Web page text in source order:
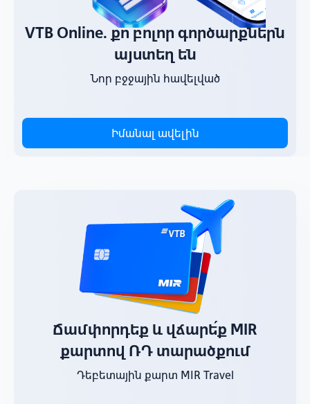
VTB Online. քո բոլոր գործարքներն
այստեղ են
Նոր բջջային հավելված
Իմանալ ավելին
Ճամփորդեք և վճարե՛ք MIR
քարտով ՌԴ տարածքում
Դեբետային քարտ MIR Travel